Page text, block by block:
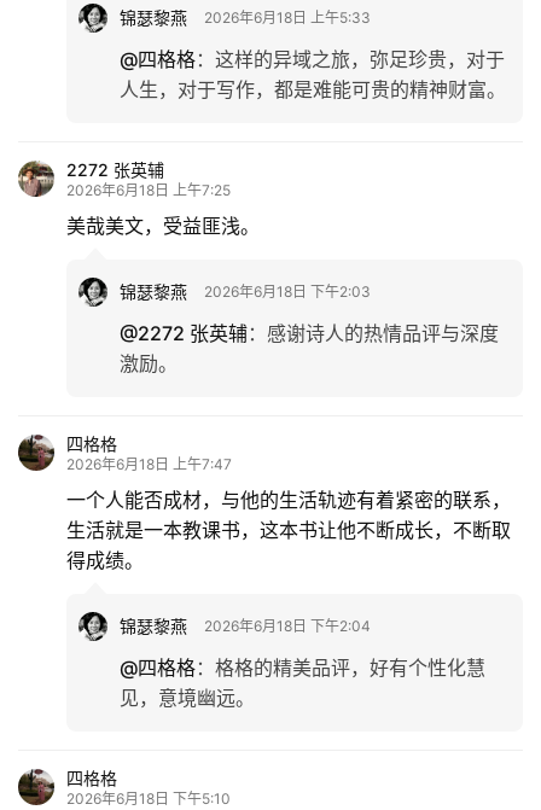
锦瑟黎燕 2026年6月18日 上午5:33
@四格格： 这样的异域之旅，弥足珍贵，对于
人生，对于写作，都是难能可贵的精神财富。
2272 张英辅
2026年6月18日 上午7:25
美哉美文，受益匪浅。
锦瑟黎燕 2026年6月18日 下午2:03
@2272 张英辅： 感谢诗人的热情品评与深度
激励。
四格格
2026年6月18日 上午7:47
一个人能否成材，与他的生活轨迹有着紧密的联系，
生活就是一本教课书，这本书让他不断成长，不断取
得成绩。
锦瑟黎燕 2026年6月18日 下午2:04
@四格格： 格格的精美品评，好有个性化慧
见，意境幽远。
四格格
2026年6月18日 下午5:10